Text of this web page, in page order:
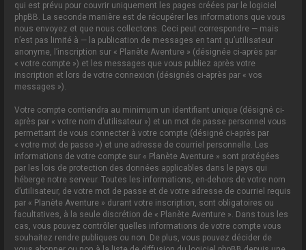
qui est prévu pour couvrir uniquement les pages créées par le logiciel
phpBB. La seconde manière est de récupérer les informations que vous
nous envoyez et que nous collectons. Ceci peut correspondre — mais
n’est pas limité à — la publication de messages en tant qu’utilisateur
anonyme, l’inscription sur « Planète Aventure » (désignée ci-après par
« votre compte ») et les messages que vous publiez après votre
inscription et lors de votre connexion (désignés ci-après par « vos
messages »).
Votre compte contiendra au minimum un identifiant unique (désigné ci-
après par « votre nom d’utilisateur ») et un mot de passe personnel vous
permettant de vous connecter à votre compte (désigné ci-après par
« votre mot de passe ») et une adresse de courriel personnelle. Les
informations de votre compte sur « Planète Aventure » sont protégées
par les lois de protection des données applicables dans le pays qui
héberge notre serveur. Toutes les informations, en-dehors de votre nom
d’utilisateur, de votre mot de passe et de votre adresse de courriel requis
par « Planète Aventure » durant votre inscription, sont obligatoires ou
facultatives, à la seule discrétion de « Planète Aventure ». Dans tous les
cas, vous pouvez contrôler quelles informations de votre compte vous
souhaitez rendre publiques ou non. De plus, vous pouvez décider de